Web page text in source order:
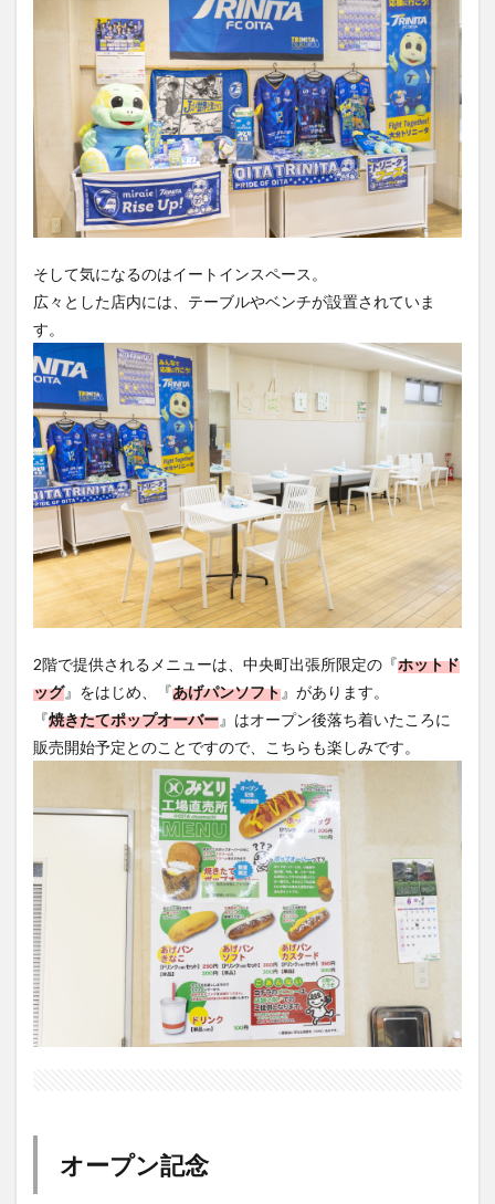
そして気になるのはイートインスペース。
広々とした店内には、テーブルやベンチが設置されていま
す。
2階で提供されるメニューは、中央町出張所限定の『ホットド
ッグ』をはじめ、『あげパンソフト』があります。
『焼きたてポップオーバー』はオープン後落ち着いたころに
販売開始予定とのことですので、こちらも楽しみです。
オープン記念